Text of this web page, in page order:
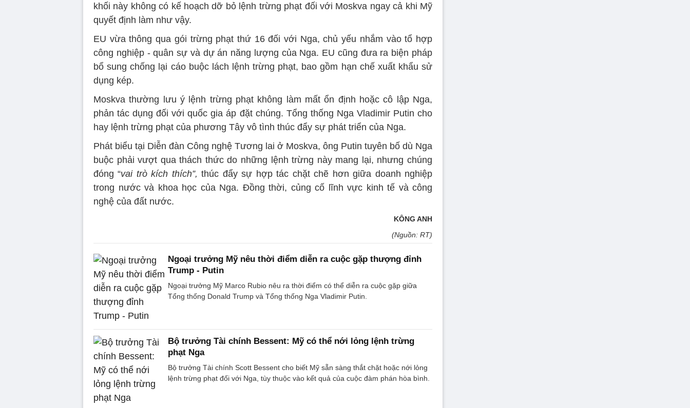
khối này không có kế hoạch dỡ bỏ lệnh trừng phạt đối với Moskva ngay cả khi Mỹ
quyết định làm như vậy.
EU vừa thông qua gói trừng phạt thứ 16 đối với Nga, chủ yếu nhắm vào tổ hợp
công nghiệp - quân sự và dự án năng lượng của Nga. EU cũng đưa ra biện pháp
bổ sung chống lại cáo buộc lách lệnh trừng phạt, bao gồm hạn chế xuất khẩu sử
dụng kép.
Moskva thường lưu ý lệnh trừng phạt không làm mất ổn định hoặc cô lập Nga,
phản tác dụng đối với quốc gia áp đặt chúng. Tổng thống Nga Vladimir Putin cho
hay lệnh trừng phạt của phương Tây vô tình thúc đẩy sự phát triển của Nga.
Phát biểu tại Diễn đàn Công nghệ Tương lai ở Moskva, ông Putin tuyên bố dù Nga
buộc phải vượt qua thách thức do những lệnh trừng này mang lại, nhưng chúng
đóng “vai trò kích thích”, thúc đẩy sự hợp tác chặt chẽ hơn giữa doanh nghiệp
trong nước và khoa học của Nga. Đồng thời, củng cố lĩnh vực kinh tế và công
nghệ của đất nước.
KÔNG ANH
(Nguồn: RT)
Ngoại trưởng Mỹ nêu thời điểm diễn ra cuộc gặp thượng đỉnh
Trump - Putin
Ngoại trưởng Mỹ Marco Rubio nêu ra thời điểm có thể diễn ra cuộc gặp giữa
Tổng thống Donald Trump và Tổng thống Nga Vladimir Putin.
Bộ trưởng Tài chính Bessent: Mỹ có thể nới lỏng lệnh trừng
phạt Nga
Bộ trưởng Tài chính Scott Bessent cho biết Mỹ sẵn sàng thắt chặt hoặc nới lỏng
lệnh trừng phạt đối với Nga, tùy thuộc vào kết quả của cuộc đàm phán hòa bình.